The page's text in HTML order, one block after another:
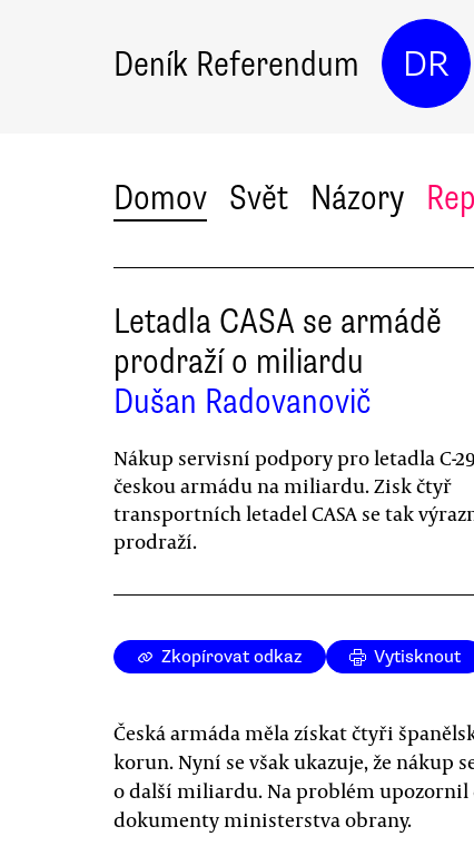
Deník Referendum DR
Domov Svět Názory
Letadla CASA se armádě
prodraží o miliardu
Dušan Radovanovič
Nákup servisní podpory pro letadla C-
českou armádu na miliardu. Zisk čtyř
transportních letadel CASA se tak
prodraží.
Zkopírovat odkaz Vytisknout
Česká armáda měla získat čtyři
korun. Nyní se však ukazuje, že
o další miliardu. Na problém upozornil
dokumenty ministerstva obrany.